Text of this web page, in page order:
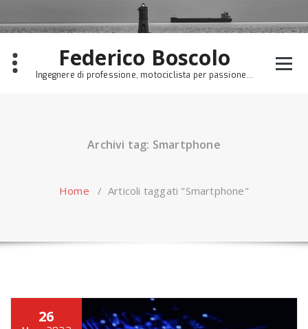
to
content
Federico Boscolo
Ingegnere di professione, motociclista per passione...
Archivi tag: Smartphone
Home /Articoli taggati "Smartphone"
26